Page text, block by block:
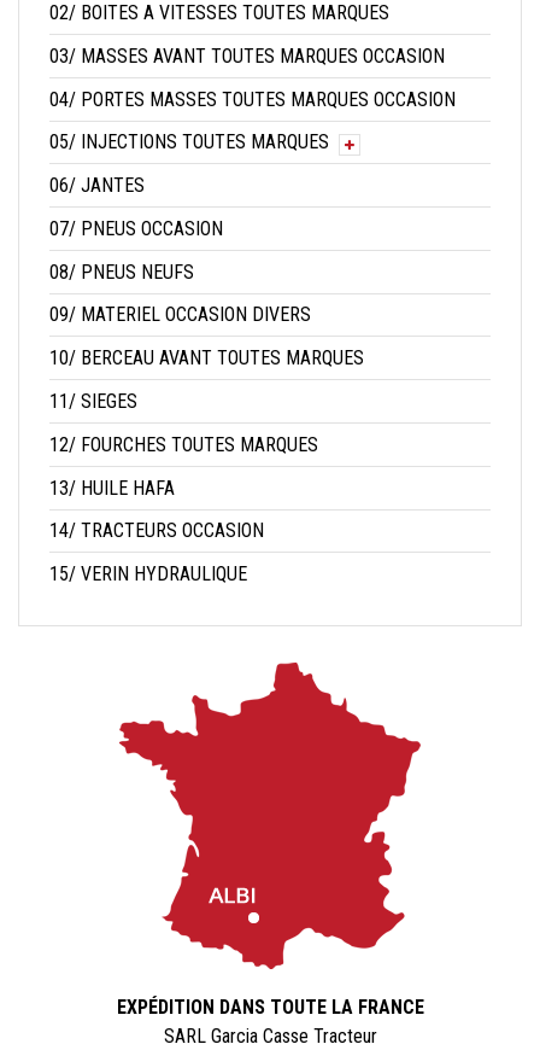
02/ BOITES A VITESSES TOUTES MARQUES
03/ MASSES AVANT TOUTES MARQUES OCCASION
04/ PORTES MASSES TOUTES MARQUES OCCASION
05/ INJECTIONS TOUTES MARQUES
06/ JANTES
07/ PNEUS OCCASION
08/ PNEUS NEUFS
09/ MATERIEL OCCASION DIVERS
10/ BERCEAU AVANT TOUTES MARQUES
11/ SIEGES
12/ FOURCHES TOUTES MARQUES
13/ HUILE HAFA
14/ TRACTEURS OCCASION
15/ VERIN HYDRAULIQUE
EXPÉDITION DANS TOUTE LA FRANCE
SARL Garcia Casse Tracteur